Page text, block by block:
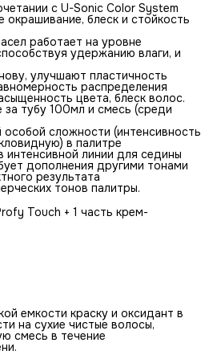
с U-Sonic Color System
блеск и стойкость
работает на уровне
удержанию влаги, и
улучшают пластичность
распределения
цвета, блеск волос.
тубу 100мл и смесь (среди
сложности (интенсивность
в палитре
линии для седины
дополнения другими тонами
результата
тонов палитры.
Touch + 1 часть крем-
емкости краску и оксидант в
на сухие чистые волосы,
смесь в течение